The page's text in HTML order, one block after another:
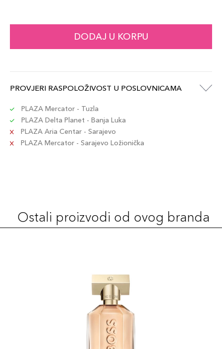
DODAJ U KORPU
PROVJERI RASPOLOŽIVOST U POSLOVNICAMA
PLAZA Mercator - Tuzla
PLAZA Delta Planet - Banja Luka
PLAZA Aria Centar - Sarajevo
PLAZA Mercator - Sarajevo Ložionička
Ostali proizvodi od ovog branda